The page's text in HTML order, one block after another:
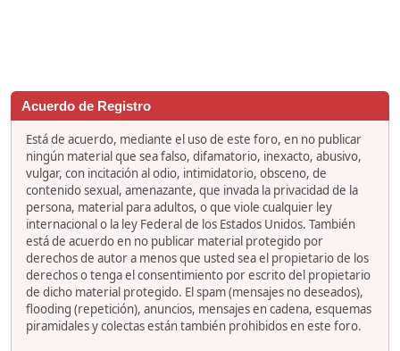
Acuerdo de Registro
Está de acuerdo, mediante el uso de este foro, en no publicar
ningún material que sea falso, difamatorio, inexacto, abusivo,
vulgar, con incitación al odio, intimidatorio, obsceno, de
contenido sexual, amenazante, que invada la privacidad de la
persona, material para adultos, o que viole cualquier ley
internacional o la ley Federal de los Estados Unidos. También
está de acuerdo en no publicar material protegido por
derechos de autor a menos que usted sea el propietario de los
derechos o tenga el consentimiento por escrito del propietario
de dicho material protegido. El spam (mensajes no deseados),
flooding (repetición), anuncios, mensajes en cadena, esquemas
piramidales y colectas están también prohibidos en este foro.